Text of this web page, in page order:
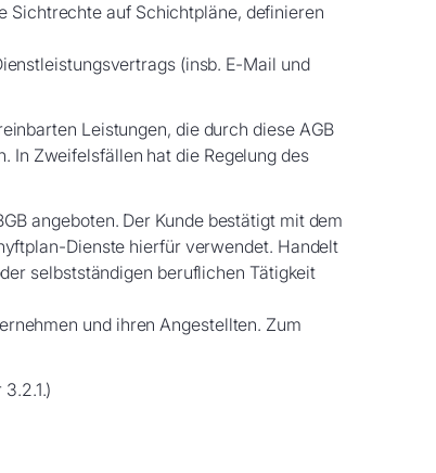
Sichtrechte auf Schichtpläne, definieren
(insb. E-Mail und
Leistungen, die durch diese AGB
In Zweifelsfällen hat die Regelung des
angeboten. Der Kunde bestätigt mit dem
Dienste hierfür verwendet. Handelt
selbstständigen beruflichen Tätigkeit
und ihren Angestellten. Zum
3.2.1.)